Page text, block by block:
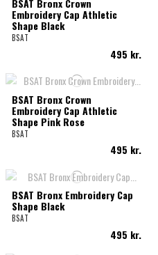
BSAT Bronx Crown
Embroidery Cap Athletic
Shape Black
BSAT
495 kr.
BSAT Bronx Crown
Embroidery Cap Athletic
Shape Pink Rose
BSAT
495 kr.
BSAT Bronx Embroidery Cap
Shape Black
BSAT
495 kr.